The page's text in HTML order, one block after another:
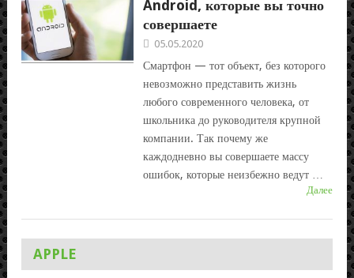
Android, которые вы точно
совершаете
05.05.2020
Смартфон — тот объект, без которого
невозможно представить жизнь
любого современного человека, от
школьника до руководителя крупной
компании. Так почему же
каждодневно вы совершаете массу
ошибок, которые неизбежно ведут …
Далее
APPLE